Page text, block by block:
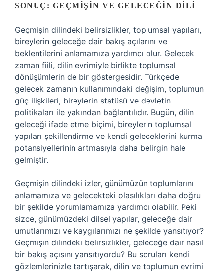
SONUÇ: GEÇMIŞIN VE GELECEĞIN DILI
Geçmişin dilindeki belirsizlikler, toplumsal yapıları,
bireylerin geleceğe dair bakış açılarını ve
beklentilerini anlamamıza yardımcı olur. Gelecek
zaman fiili, dilin evrimiyle birlikte toplumsal
dönüşümlerin de bir göstergesidir. Türkçede
gelecek zamanın kullanımındaki değişim, toplumun
güç ilişkileri, bireylerin statüsü ve devletin
politikaları ile yakından bağlantılıdır. Bugün, dilin
geleceği ifade etme biçimi, bireylerin toplumsal
yapıları şekillendirme ve kendi geleceklerini kurma
potansiyellerinin artmasıyla daha belirgin hale
gelmiştir.
Geçmişin dilindeki izler, günümüzün toplumlarını
anlamamıza ve gelecekteki olasılıkları daha doğru
bir şekilde yorumlamamıza yardımcı olabilir. Peki
sizce, günümüzdeki dilsel yapılar, geleceğe dair
umutlarımızı ve kaygılarımızı ne şekilde yansıtıyor?
Geçmişin dilindeki belirsizlikler, geleceğe dair nasıl
bir bakış açısını yansıtıyordu? Bu soruları kendi
gözlemlerinizle tartışarak, dilin ve toplumun evrimi